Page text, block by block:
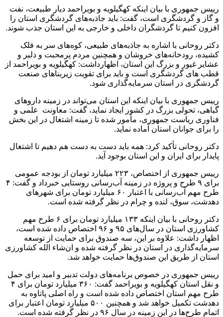
رییس‌ جمهوری با بیان اینکه کهگیلویه و بویراحمد دیار طبیعت، نفت
و گاز و گردشگری است، گفت: باید جاذبه‌های گردشگری استان را
افزون کنیم تا گردشگران داخلی و خارجی به این استان جذب شوند.
دکتر روحانی با اشاره به جاذبه‌های طبیعی، کوه‌های سر به فلک
کشیده، رودخانه‌های خروشان و همچنین مردم پرمحبت و دلیر و
عشایر غیور و بزرگ این استان، اظهارداشت: کهگیلویه و بویراحمد از
قطب های گردشگری است و باید برای تقویت زیربناهای صنعت
گردشگری در استان سرمایه‌گذاری شود.
رییس‌ جمهوری با بیان اینکه این استان می‌تواند در زمینه داروهای
گیاهی، تحولی بزرگ در کشور ایجاد نماید، گفت: معاونت علمی و
فناوری ریاست جمهوری، مأمور شده تا زمینه اشتغال در این بخش
را برای جوانان استان آماده نماید.
دکتر روحانی تأکید کرد: همه باید دست به دست هم دهیم تا اشتغال
پایدار برای ایران و این استان بوجود آید.
رییس‌ جمهوری از اختصاص، ۲۲۳ میلیارد تومان از بودجه عمومی
برای ۹ طرح و پروژه در زمینه آب‌رسانی روستایی خبرداد و گفت: ۴
طرح مهم آب‌رسانی با اعتبار ۶۰ میلیارد تومان برای شهرهای
دهدشت، سوق، لنده و چرام در نظر گرفته شده است.
دکتر روحانی با بیان اینکه ۱۳۳ میلیارد تومان برای ۶ طرح مهم
کشاورزی استان در سال‌های ۹۵ و ۹۶ اختصاص داده شده است،
اظهار داشت: علاوه بر این، سه صندوق برای حمایت از توسعه
سرمایه‌گذاری در استان در نظر گرفته شده و ان‌شاء الله کشاورزی
استان از طریق این صندوق‌ها حمایت خواهد شد.
رییس‌ جمهوری در خصوص برنامه‌های دولت تدبیر و امید برای حمل
و نقل استان کهگیلویه و بویراحمد گفت: ۳۶۰ میلیارد تومان برای ۴
طرح مهم استان اختصاص داده شده است و راه اصلی پاتاوه به
دهدشت تکمیل خواهد شد و همچنین ۵۰۰ میلیارد تومان اعتبار برای
اتمام طرح‌ها در این زمینه در سال ۹۶ در نظر گرفته شده است.